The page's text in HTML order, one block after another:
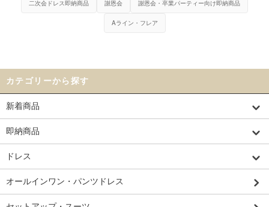
二次会ドレス即納商品 謝恩会 謝恩会・卒業パーティー向け即納商品
Aライン・フレア
カテゴリーから探す
新着商品
即納商品
ドレス
オールインワン・パンツドレス